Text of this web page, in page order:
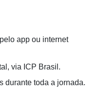
app ou internet
via ICP Brasil.
durante toda a jornada.